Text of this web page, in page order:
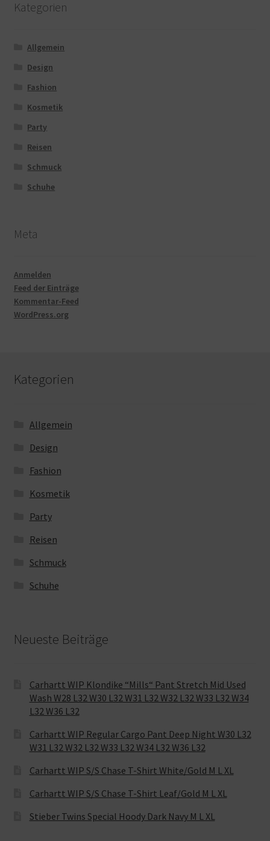
Kategorien
Allgemein
Design
Fashion
Kosmetik
Party
Reisen
Schmuck
Schuhe
Meta
Anmelden
Feed der Einträge
Kommentar-Feed
WordPress.org
Kategorien
Allgemein
Design
Fashion
Kosmetik
Party
Reisen
Schmuck
Schuhe
Neueste Beiträge
Carhartt WIP Klondike “Mills“ Pant Stretch Mid Used
Wash W28 L32 W30 L32 W31 L32 W32 L32 W33 L32 W34
L32 W36 L32
Carhartt WIP Regular Cargo Pant Deep Night W30 L32
W31 L32 W32 L32 W33 L32 W34 L32 W36 L32
Carhartt WIP S/S Chase T-Shirt White/Gold M L XL
Carhartt WIP S/S Chase T-Shirt Leaf/Gold M L XL
Stieber Twins Special Hoody Dark Navy M L XL